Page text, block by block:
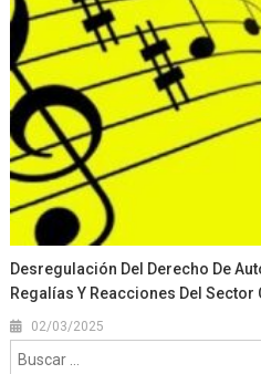
Desregulación Del Derecho De
Regalías Y Reacciones Del Sector
02/03/2025